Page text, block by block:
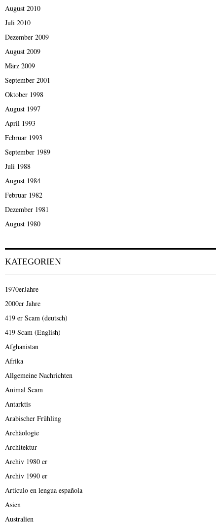
August 2010
Juli 2010
Dezember 2009
August 2009
März 2009
September 2001
Oktober 1998
August 1997
April 1993
Februar 1993
September 1989
Juli 1988
August 1984
Februar 1982
Dezember 1981
August 1980
KATEGORIEN
1970erJahre
2000er Jahre
419 er Scam (deutsch)
419 Scam (English)
Afghanistan
Afrika
Allgemeine Nachrichten
Animal Scam
Antarktis
Arabischer Frühling
Archäologie
Architektur
Archiv 1980 er
Archiv 1990 er
Artículo en lengua española
Asien
Australien